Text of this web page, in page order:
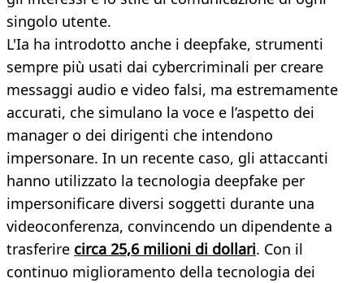
singolo utente.
L'Ia ha introdotto anche i deepfake, strumenti
sempre più usati dai cybercriminali per creare
messaggi audio e video falsi, ma estremamente
accurati, che simulano la voce e l’aspetto dei
manager o dei dirigenti che intendono
impersonare. In un recente caso, gli attaccanti
hanno utilizzato la tecnologia deepfake per
impersonificare diversi soggetti durante una
videoconferenza, convincendo un dipendente a
trasferire circa 25,6 milioni di dollari. Con il
continuo miglioramento della tecnologia dei